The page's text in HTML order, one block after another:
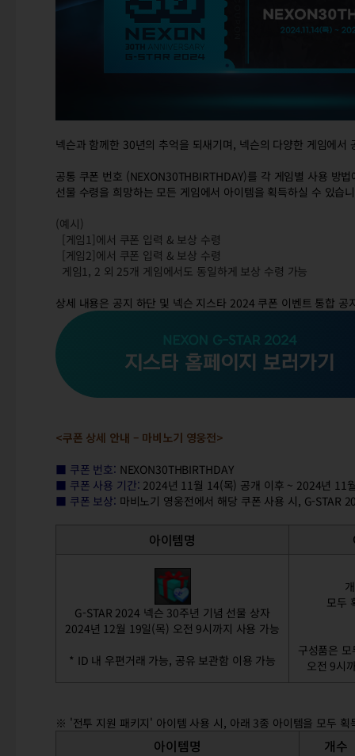
넥슨과 함께한 30년의 추억을 되새기며, 넥슨의 다양한 게임에서
공통 쿠폰 번호 (NEXON30THBIRTHDAY)를 각 게임별 사용 방
선물 수령을 희망하는 모든 게임에서 아이템을 획득하실 수 있습
(예시)
[게임1]에서 쿠폰 입력 & 보상 수령
[게임2]에서 쿠폰 입력 & 보상 수령
게임1, 2 외 25개 게임에서도 동일하게 보상 수령 가능
상세 내용은 공지 하단 및 넥슨 지스타 2024 쿠폰 이벤트 통합 공
<쿠폰 상세 안내 – 마비노기 영웅전>
■ 쿠폰 번호: NEXON30THBIRTHDAY
■ 쿠폰 사용 기간: 2024년 11월 14(목) 공개 이후 ~ 2024년 11
■ 쿠폰 보상: 마비노기 영웅전에서 해당 쿠폰 사용 시, G-STAR
아이템명
G-STAR 2024 넥슨 30주년 기념 선물 상자
2024년 12월 19일(목) 오전 9시까지 사용 가능
* ID 내 우편거래 가능, 공유 보관함 이용 가능
모두
구성품은
오전 9시
※ '전투 지원 패키지' 아이템 사용 시, 아래 3종 아이템을 모두 획
아이템명 개수